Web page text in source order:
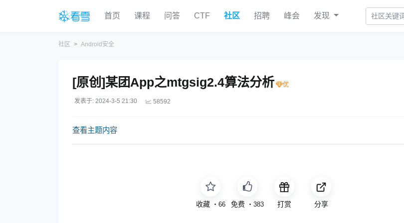
首页 课程 问答 CTF 社区 招聘 峰会 发现
社区 Android安全
[原创]某团App之mtgsig2.4算法分析
发表于: 2024-3-5 21:30 58592
查看主题内容
收藏 ・ 66 免费 ・383 打赏 分享